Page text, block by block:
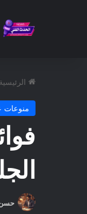
الرئيسية
منوعات